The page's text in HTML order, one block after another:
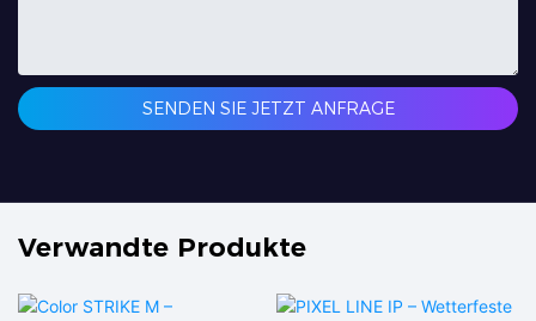
SENDEN SIE JETZT ANFRAGE
Verwandte Produkte